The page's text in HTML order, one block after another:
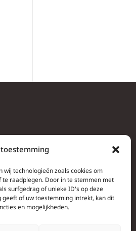
wij technologieën zoals cookies om
raadplegen. Door in te stemmen met
surfgedrag of unieke ID's op deze
of uw toestemming intrekt, kan dit
en mogelijkheden.